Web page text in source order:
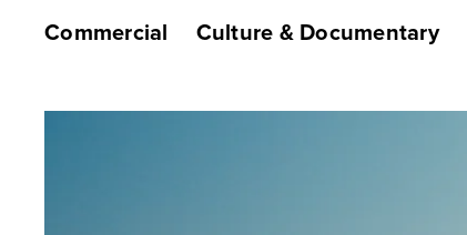
Commercial Culture & Documentary